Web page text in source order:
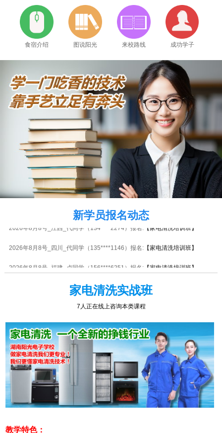
食宿介绍 图说阳光 来校路线 成功学子
新学员报名动态
2026年8月8号_天津_谭同学（139****6374）报名:【家电清洗培训班】
2026年8月8号_天津_李同学（134****3764）报名:【家电清洗培训班】
2026年8月8号_安徽_谭同学（139****0563）报名: 【家电清洗培训班】
2026年8月8号_安徽_谭同学（132****2519）报名: 【家电清洗培训班】
2026年8月8号_江西_代同学（134****2274）报名:【家电清洗培训班】
2026年8月8号_浙江_杨同学（132****6215）报名:【家电清洗培训班】
2026年8月8号_陕西_谭同学（130****5531）报名:【家电清洗培训班】
家电清洗实战班
7人正在线上咨询本类课程
教学特色：